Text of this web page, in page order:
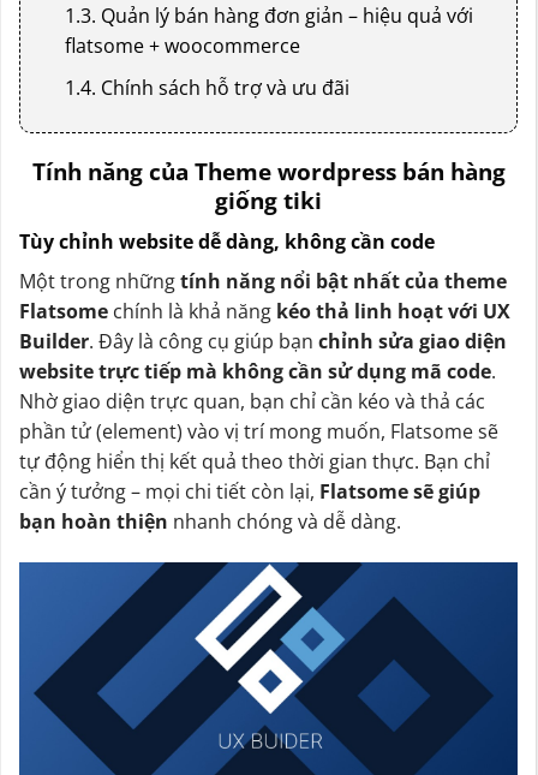
1.3. Quản lý bán hàng đơn giản – hiệu quả với
flatsome + woocommerce
1.4. Chính sách hỗ trợ và ưu đãi
Tính năng của Theme wordpress bán hàng
giống tiki
Tùy chỉnh website dễ dàng, không cần code
Một trong nhữngtính năng nổi bật nhất của theme
Flatsome chính là khả năng kéo thả linh hoạt với UX
Builder. Đây là công cụ giúp bạn chỉnh sửa giao diện
website trực tiếp mà không cần sử dụng mã code.
Nhờ giao diện trực quan, bạn chỉ cần kéo và thả các
phần tử (element) vào vị trí mong muốn, Flatsome sẽ
tự động hiển thị kết quả theo thời gian thực. Bạn chỉ
cần ý tưởng – mọi chi tiết còn lại, Flatsome sẽ giúp
bạn hoàn thiện nhanh chóng và dễ dàng.